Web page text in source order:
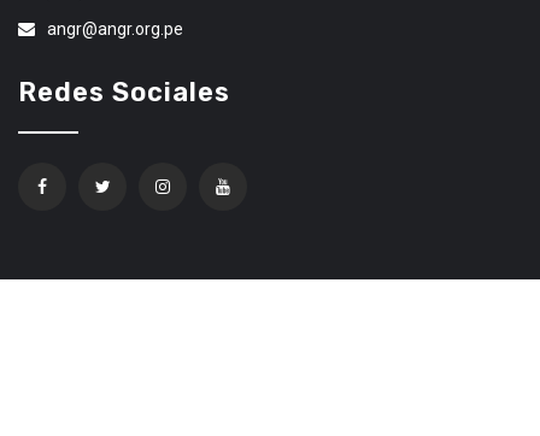
angr@angr.org.pe
Redes Sociales